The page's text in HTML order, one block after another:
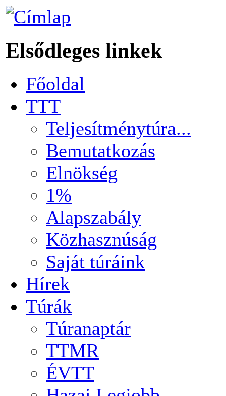
Elsődleges linkek
Főoldal
TTT
Teljesítménytúra...
Bemutatkozás
Elnökség
1%
Alapszabály
Közhasznúság
Saját túráink
Hírek
Túrák
Túranaptár
TTMR
ÉVTT